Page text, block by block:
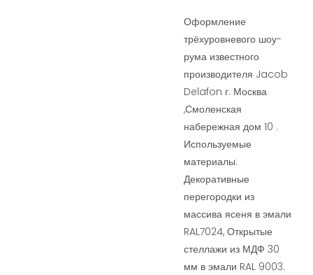
Оформление
трёхуровневого шоу-
рума известного
производителя Jacob
Delafon г. Москва
,Смоленская
набережная дом 10 .
Используемые
материалы:
Декоративные
перегородки из
массива ясеня в эмали
RAL7024, Открытые
стеллажи из МДФ 30
мм в эмали RAL 9003.